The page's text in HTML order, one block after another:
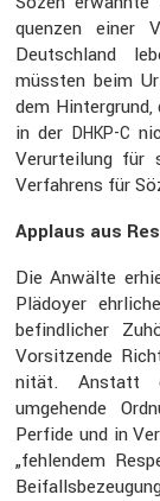
quenzen einer
Deutsch­land
müssten beim
dem
in der DHKP-C
Verur­tei­lung für
Verfah­rens für
Applaus aus
Die Anwälte
Plädoyer
befind­li­cher
Vorsit­zende
nität. Anstatt
umgehende
Perfide und in
„fehlendem